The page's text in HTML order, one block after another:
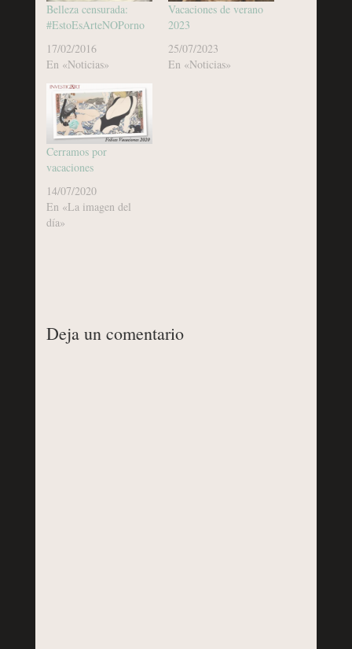
Belleza censurada:
#EstoEsArteNOPorno
17/02/2016
En «Noticias»
Vacaciones de verano
2023
25/07/2023
En «Noticias»
Cerramos por
vacaciones
14/07/2020
En «La imagen del
día»
Deja un comentario